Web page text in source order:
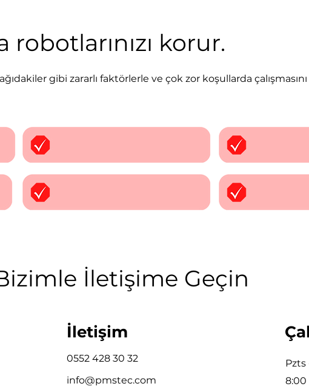
korur.
gibi zararlı faktörlerle ve çok zor koşullarda
İletişime Geçin
İletişim
0552 428 30 32
info@pmstec.com
Pzts
8:00